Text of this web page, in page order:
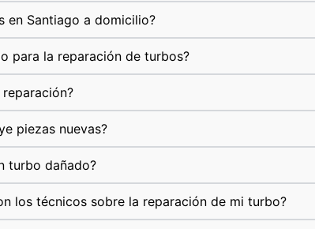
en Santiago a domicilio?
para la reparación de turbos?
piezas nuevas?
turbo dañado?
los técnicos sobre la reparación de mi turbo?